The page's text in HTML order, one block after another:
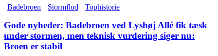
Badebroen Stormflod Tophistorie
Gode nyheder: Badebroen ved Lyshøj Allé fik tæsk
under stormen, men teknisk vurdering siger nu:
Broen er stabil